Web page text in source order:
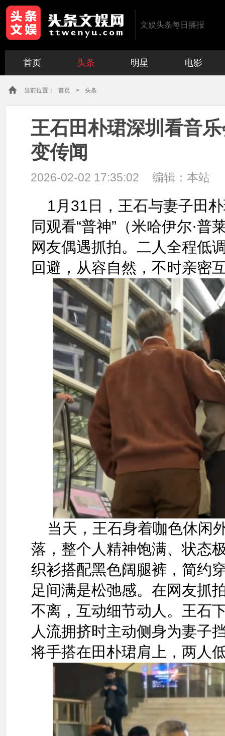
文娱头条每日播报
首页 头条 明星 电影
当前位置： 首页 > 头条
王石田朴珺深圳看音
变传闻
2026-02-02 17:35:02 编辑： 本站
1月31日，王石与妻子田
同观看“普神”（米哈伊尔·
网友偶遇抓拍。二人全程低
回避，从容自然，不时亲密
当天，王石身着咖色休闲
落，整个人精神饱满、状态
织衫搭配黑色阔腿裤，简约
足间满是松弛感。在网友抓
不离，互动细节动人。王石
人流拥挤时主动侧身为妻子
将手搭在田朴珺肩上，两人